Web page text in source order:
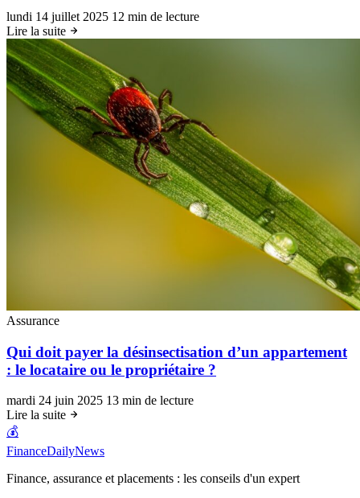
lundi 14 juillet 2025 12 min de lecture
Lire la suite
Assurance
Qui doit payer la désinsectisation d’un appartement
: le locataire ou le propriétaire ?
mardi 24 juin 2025 13 min de lecture
Lire la suite
💰
FinanceDailyNews
Finance, assurance et placements : les conseils d'un expert